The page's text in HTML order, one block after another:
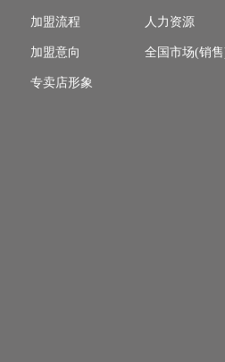
加盟流程
加盟意向
专卖店形象
人力资源
全国市场(销